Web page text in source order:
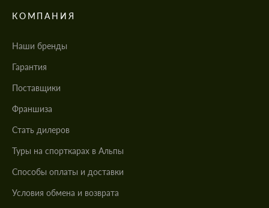
КОМПАНИЯ
Наши бренды
Гарантия
Поставщики
Франшиза
Стать дилеров
Туры на спорткарах в Альпы
Cпособы оплаты и доставки
Условия обмена и возврата